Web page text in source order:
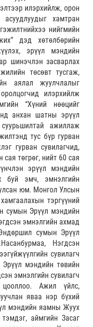
илэрхийлж, орон
хамтран
нийгмийн
дэд хөтөлбөрийн
эрүүл мэндийн
шинэчлэн засварлах
төсөвт тусгаж,
аялал жуулчлалыг
илэрхийлж
“Хүний нөөцийг
анхан шатны эрүүл
ажиллаж
тус бүр гурван
гурван сувилагчид,
төгрөг, нийт 60 сая
эрүүл мэндийн
буй эмч, эмнэлгийн
юм. Монгол Улсын
тэргүүний
сумын Эрүүл мэндийн
эмнэлгийн ахмад
сумын Эрүүл
Нэгдсэн
сувилагч
мэндийн төвийн
эмнэлгийн сувилагч
цооллоо. Ажил үйлс,
яваа нэр бүхий
мэндийн яамны Жуух
аймгийн Засаг